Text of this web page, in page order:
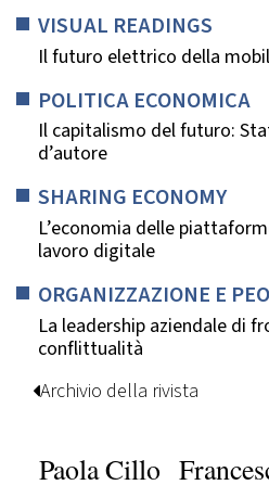
VISUAL READINGS
Il futuro elettrico della
POLITICA ECONOMICA
Il capitalismo del futuro:
d’autore
SHARING ECONOMY
L’economia delle
lavoro digitale
ORGANIZZAZIONE E
La leadership aziendale di
conflittualità
Archivio della rivista
Paola Cillo